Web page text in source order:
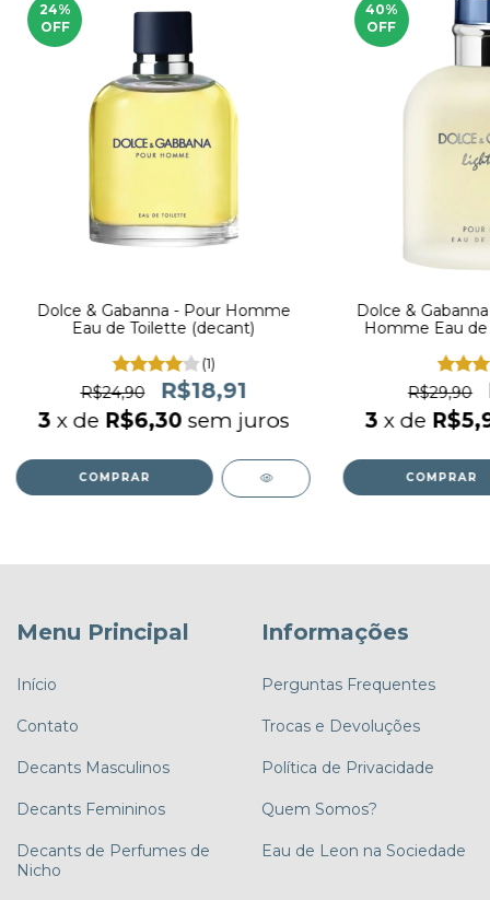
24%
OFF
Dolce & Gabanna - Pour Homme
Eau de Toilette (decant)
(1)
R$24,90 R$18,91
3 x de R$6,30 sem juros
COMPRAR
40%
OFF
Dolce &
Homme Eau
R$29,90
3 x de
COMPRAR
Menu Principal
Início
Contato
Decants Masculinos
Decants Femininos
Decants de Perfumes de
Nicho
Informações
Perguntas Frequentes
Trocas e Devoluções
Política de Privacidade
Quem Somos?
Eau de Leon na Sociedade